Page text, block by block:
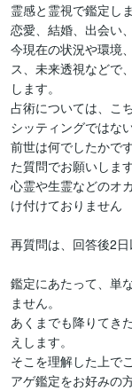
霊感と霊視で鑑定しま
恋愛、結婚、出会い
今現在の状況や環境
ス、未来透視などで
します。
占術については、こ
シッティングではな
前世は何でしたかで
た質問でお願いします
心霊や生霊などのオ
け付けておりません
再質問は、回答後2日
鑑定にあたって、単
ません。
あくまでも降りてき
えします。
そこを理解した上で
アゲ鑑定をお好みの